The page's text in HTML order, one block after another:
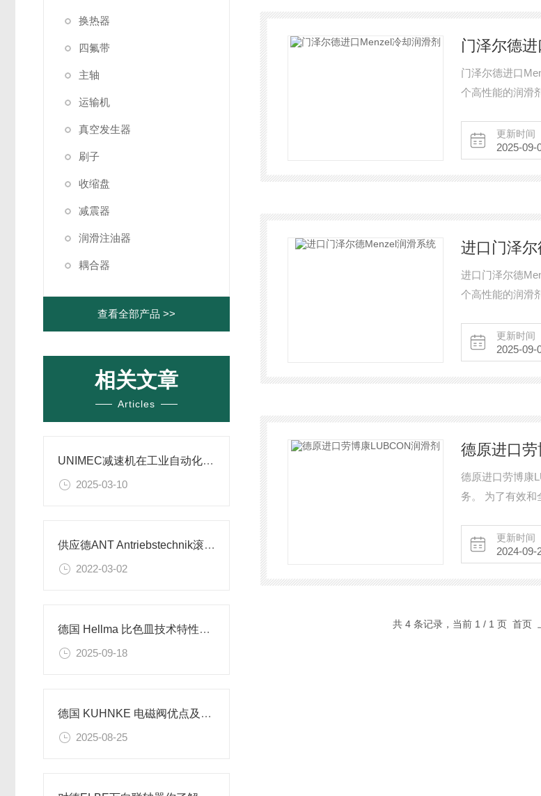
换热器
四氟带
主轴
运输机
真空发生器
刷子
收缩盘
减震器
润滑注油器
耦合器
查看全部产品 >>
相关文章
Articles
UNIMEC减速机在工业自动化领域的用途
2025-03-10
供应德ANT Antriebstechnik滚珠丝杠螺母
2022-03-02
德国 Hellma 比色皿技术特性及应用介绍​
2025-09-18
德国 KUHNKE 电磁阀优点及技术指导
2025-08-25
门泽尔德
门泽尔德进口
个高性能的润滑
加工。基于可生
更新时间
2025-09-
进口门泽
进口门泽尔德
个高性能的润滑
加工。基于可生
更新时间
2025-09-
德原进口
德原进口劳博康
务。 为了有效和
照这些战略和使
更新时间
2024-09-
共 4 条记录，当前 1 / 1 页 首页